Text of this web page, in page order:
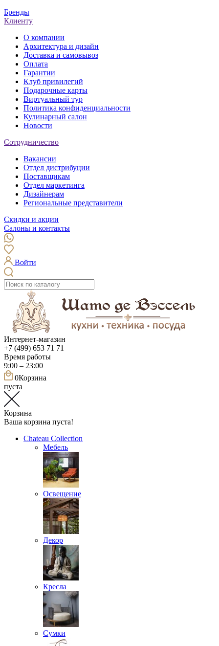
Бренды
Клиенту
О компании
Архитектура и дизайн
Доставка и самовывоз
Оплата
Гарантии
Клуб привилегий
Подарочные карты
Виртуальный тур
Политика конфиденциальности
Кулинарный салон
Новости
Сотрудничество
Вакансии
Отдел дистрибуции
Поставщикам
Отдел маркетинга
Дизайнерам
Региональные представители
Скидки и акции
Салоны и контакты
Войти
Интернет-магазин
+7 (499) 653 71 71
Время работы
9:00 – 23:00
0Корзина
пуста
Корзина
Ваша корзина пуста!
Chateau Collection
Мебель
Освещение
Декор
Кресла
Сумки